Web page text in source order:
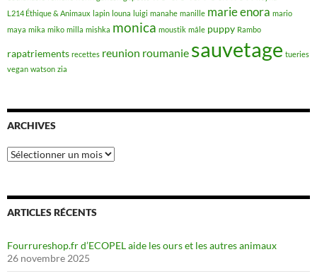
L214 Éthique & Animaux lapin louna luigi manahe manille marie enora mario
maya mika miko milla mishka monica moustik mâle puppy Rambo
rapatriements recettes reunion roumanie sauvetage tueries
vegan watson zia
ARCHIVES
Archives
ARTICLES RÉCENTS
Fourrureshop.fr d’ECOPEL aide les ours et les autres animaux
26 novembre 2025